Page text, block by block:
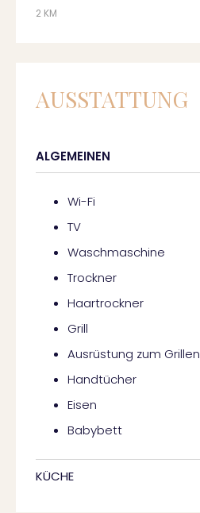
2 KM
AUSSTATTUNG
ALGEMEINEN
Wi-Fi
TV
Waschmaschine
Trockner
Haartrockner
Grill
Ausrüstung zum Grillen
Handtücher
Eisen
Babybett
KÜCHE